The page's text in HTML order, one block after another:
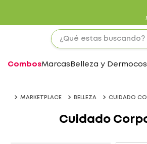
CombosMarcas Belleza y
MARKETPLACE BELLEZA CUIDADO
Cuidado